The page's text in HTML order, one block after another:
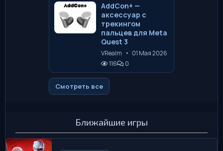
AddCon+ —
аксессуар с
трекингом
пальцев для Meta
Quest 3
VRealm • 01 Мая 2026
116
0
Смотреть все
Ближайшие игры